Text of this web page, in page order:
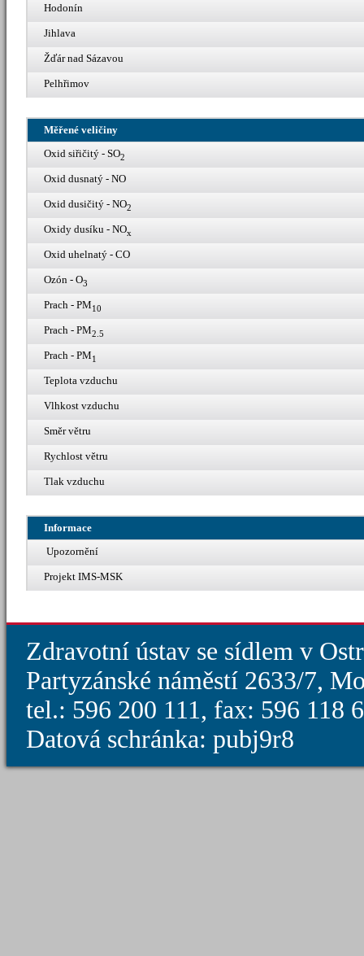
Hodonín
Jihlava
Žďár nad Sázavou
Pelhřimov
Měřené veličiny
Oxid siřičitý - SO2
Oxid dusnatý - NO
Oxid dusičitý - NO2
Oxidy dusíku - NOx
Oxid uhelnatý - CO
Ozón - O3
Prach - PM10
Prach - PM2.5
Prach - PM1
Teplota vzduchu
Vlhkost vzduchu
Směr větru
Rychlost větru
Tlak vzduchu
Informace
Upozornění
Projekt IMS-MSK
Zdravotní ústav se sídlem v
Partyzánské náměstí 2633/7,
tel.: 596 200 111, fax: 596 118
Datová schránka: pubj9r8